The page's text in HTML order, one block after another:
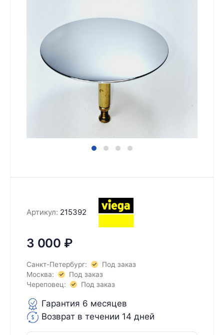
Артикул: 215392
3 000 ₽
Санкт-Петербург:
Под заказ
Москва:
Под заказ
Череповец:
Под заказ
Гарантия 6 месяцев
Возврат в течении 14 дней